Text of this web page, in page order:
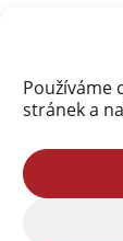
Používáme
stránek a